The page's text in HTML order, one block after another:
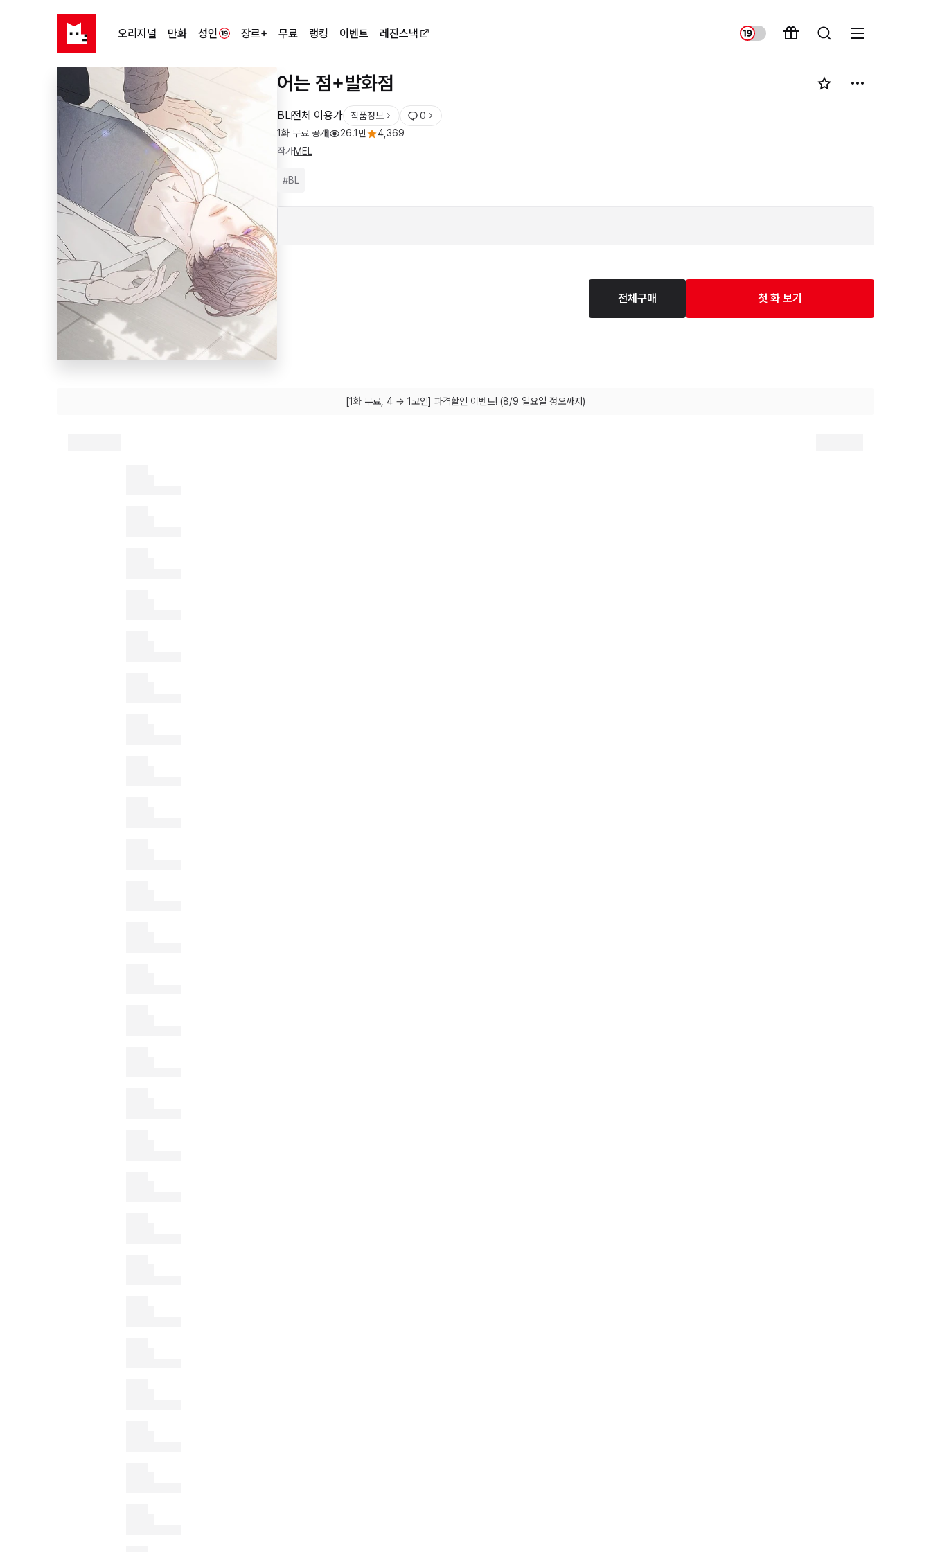
오리지널 만화 성인 장르+ 무료 랭킹 이벤트 레진스낵
어는 점+발화점
BL전체 이용가 작품정보
0
1화 무료 공개
26.1만
4,369
작가MEL
#BL
전체구매 첫 화 보기
[1화 무료, 4 → 1코인] 파격할인 이벤트! (8/9 일요일 정오까지)